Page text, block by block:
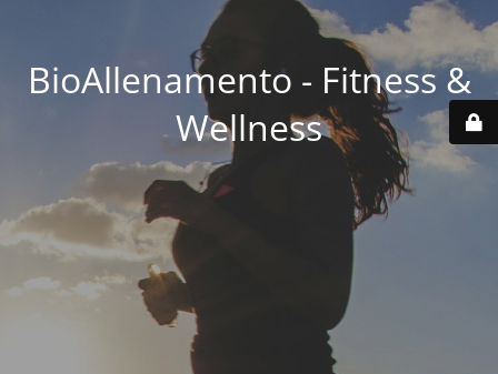
BioAllenamento - Fitness &
Wellness